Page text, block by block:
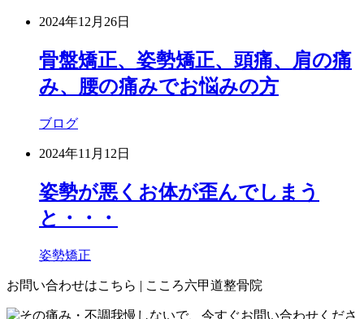
2024年12月26日
骨盤矯正、姿勢矯正、頭痛、肩の痛
み、腰の痛みでお悩みの方
ブログ
2024年11月12日
姿勢が悪くお体が歪んでしまう
と・・・
姿勢矯正
お問い合わせはこちら | こころ六甲道整骨院